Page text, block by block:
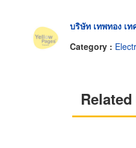
บริษัท เทพทอง เ
Category : Electric